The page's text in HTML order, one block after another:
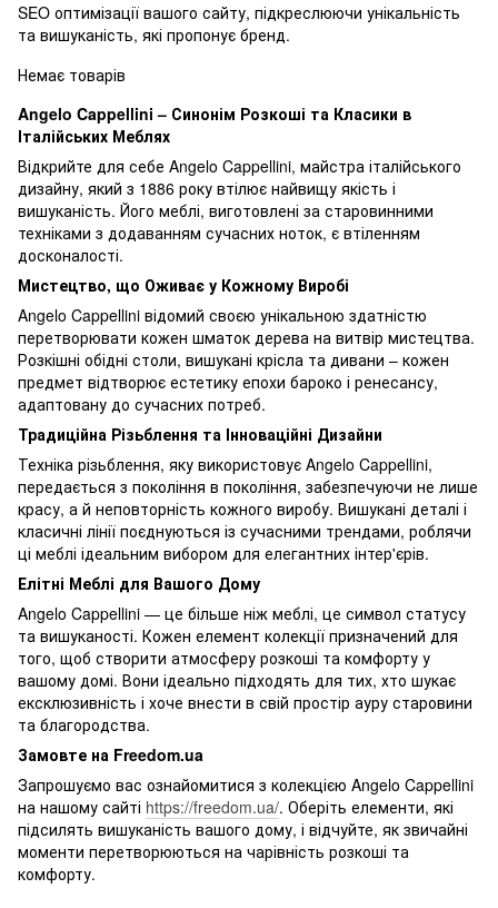
SEO оптимізації вашого сайту, підкреслюючи унікальність
та вишуканість, які пропонує бренд.
Немає товарів
Angelo Cappellini – Синонім Розкоші та Класики в
Італійських Меблях
Відкрийте для себе Angelo Cappellini, майстра італійського
дизайну, який з 1886 року втілює найвищу якість і
вишуканість. Його меблі, виготовлені за старовинними
техніками з додаванням сучасних ноток, є втіленням
досконалості.
Мистецтво, що Оживає у Кожному Виробі
Angelo Cappellini відомий своєю унікальною здатністю
перетворювати кожен шматок дерева на витвір мистецтва.
Розкішні обідні столи, вишукані крісла та дивани – кожен
предмет відтворює естетику епохи бароко і ренесансу,
адаптовану до сучасних потреб.
Традиційна Різьблення та Інноваційні Дизайни
Техніка різьблення, яку використовує Angelo Cappellini,
передається з покоління в покоління, забезпечуючи не лише
красу, а й неповторність кожного виробу. Вишукані деталі і
класичні лінії поєднуються із сучасними трендами, роблячи
ці меблі ідеальним вибором для елегантних інтер'єрів.
Елітні Меблі для Вашого Дому
Angelo Cappellini — це більше ніж меблі, це символ статусу
та вишуканості. Кожен елемент колекції призначений для
того, щоб створити атмосферу розкоші та комфорту у
вашому домі. Вони ідеально підходять для тих, хто шукає
ексклюзивність і хоче внести в свій простір ауру старовини
та благородства.
Замовте на Freedom.ua
Запрошуємо вас ознайомитися з колекцією Angelo Cappellini
на нашому сайті https://freedom.ua/. Оберіть елементи, які
підсилять вишуканість вашого дому, і відчуйте, як звичайні
моменти перетворюються на чарівність розкоші та
комфорту.